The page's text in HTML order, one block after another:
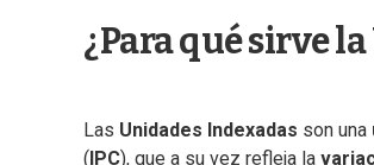
¿Para qué sirve
Las Unidades Indexadas son una
( IPC), que a su vez refleja la